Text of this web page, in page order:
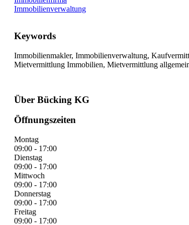
Immobilienverwaltung
Keywords
Immobilienmakler, Immobilienverwaltung,
Mietvermittlung Immobilien, Mietvermittlung
Über Bücking KG
Öffnungszeiten
Montag
09:00 - 17:00
Dienstag
09:00 - 17:00
Mittwoch
09:00 - 17:00
Donnerstag
09:00 - 17:00
Freitag
09:00 - 17:00